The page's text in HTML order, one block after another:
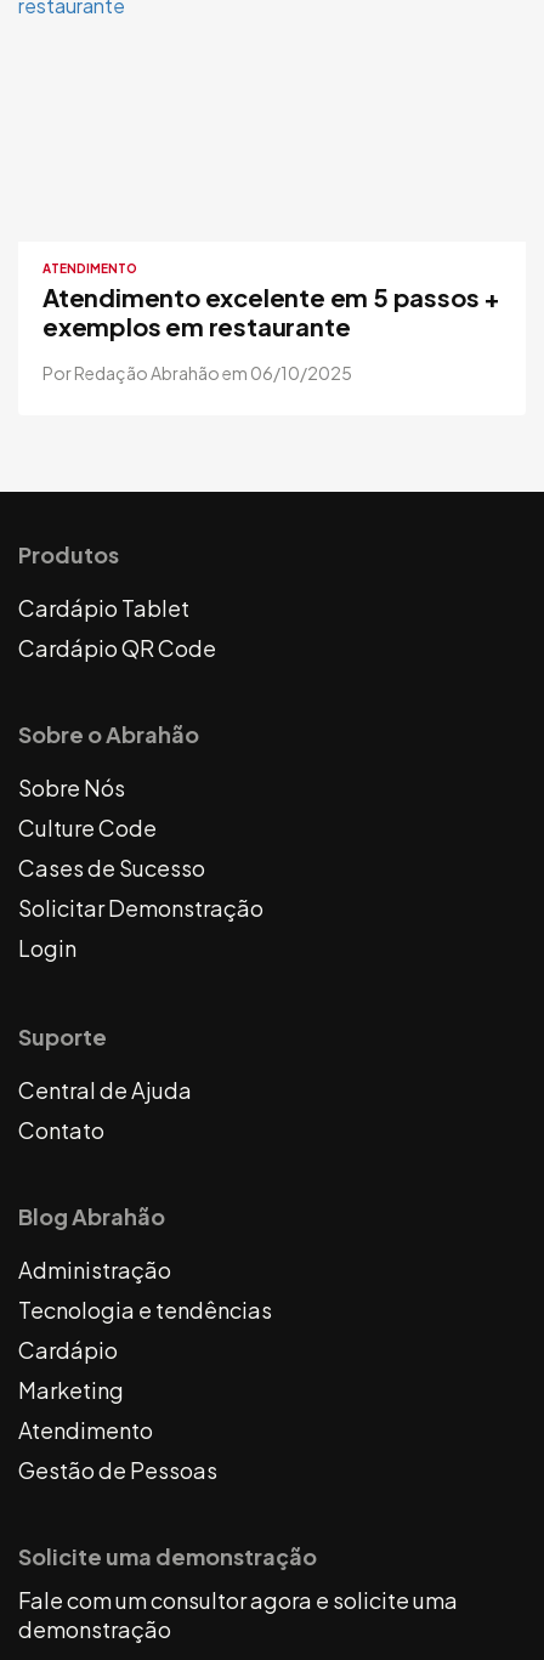
ATENDIMENTO
Atendimento excelente em 5 passos +
exemplos em restaurante
Por Redação Abrahão em 06/10/2025
Produtos
Cardápio Tablet
Cardápio QR Code
Sobre o Abrahão
Sobre Nós
Culture Code
Cases de Sucesso
Solicitar Demonstração
Login
Suporte
Central de Ajuda
Contato
Blog Abrahão
Administração
Tecnologia e tendências
Cardápio
Marketing
Atendimento
Gestão de Pessoas
Solicite uma demonstração
Fale com um consultor agora e solicite uma
demonstração